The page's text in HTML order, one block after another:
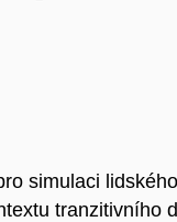
simulaci
tranzitivního